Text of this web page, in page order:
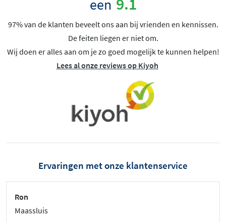
een 9.1
97% van de klanten beveelt ons aan bij vrienden en kennissen.
De feiten liegen er niet om.
Wij doen er alles aan om je zo goed mogelijk te kunnen helpen!
Lees al onze reviews op Kiyoh
Ervaringen met onze klantenservice
Ron
Maassluis